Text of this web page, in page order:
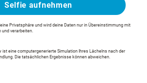
Selfie aufnehmen
Privatsphäre und wird deine Daten nur in Übereinstimmung mit
und verarbeiten.
ist eine computergenerierte Simulation Ihres Lächelns nach der
Die tatsächlichen Ergebnisse können abweichen.